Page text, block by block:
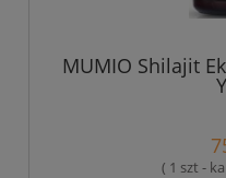
MUMIO Shilajit
( 1 szt -